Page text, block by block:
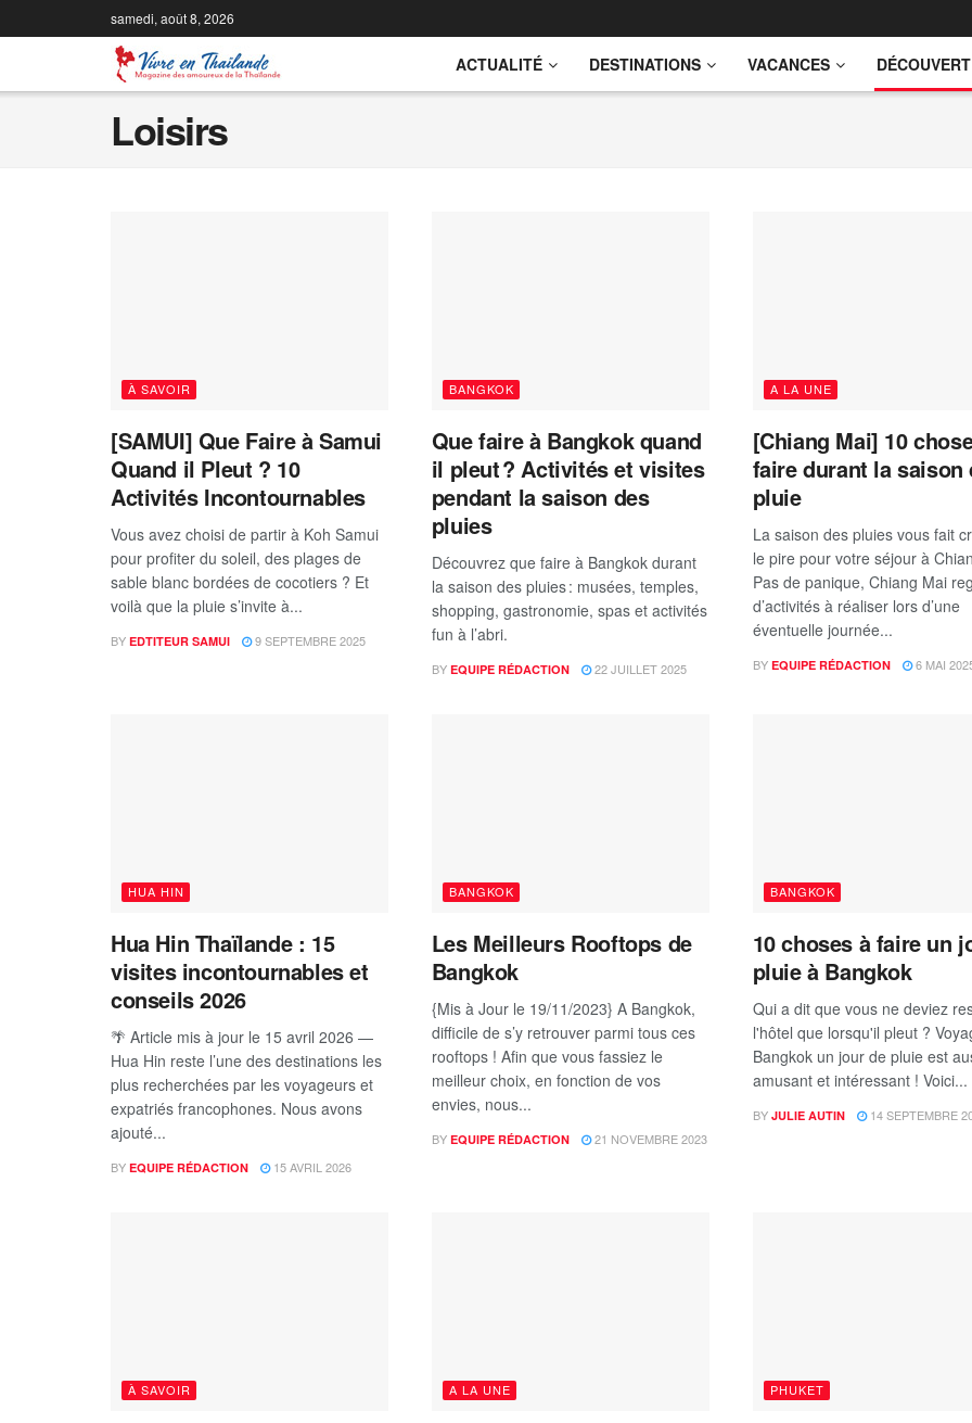
samedi, août 8, 2026
ACTUALITÉ DESTINATIONS VACANCES
Loisirs
À SAVOIR
[SAMUI] Que Faire à Samui
Quand il Pleut ? 10
Activités Incontournables
Vous avez choisi de partir à Koh Samui
pour profiter du soleil, des plages de
sable blanc bordées de cocotiers ? Et
voilà que la pluie s’invite à...
BY EDTITEUR SAMUI 9 SEPTEMBRE 2025
BANGKOK
Que faire à Bangkok quand
il pleut ? Activités et visites
pendant la saison des
pluies
Découvrez que faire à Bangkok durant
la saison des pluies : musées, temples,
shopping, gastronomie, spas et activités
fun à l’abri.
BY EQUIPE RÉDACTION 22 JUILLET 2025
A LA UNE
[Chiang Mai] 10
faire durant la saison
pluie
La saison des pluies vous fait
le pire pour votre séjour à
Pas de panique, Chiang Mai
d’activités à réaliser lors d’une
éventuelle journée...
BY EQUIPE RÉDACTION 6 MAI
HUA HIN
Hua Hin Thaïlande : 15
visites incontournables et
conseils 2026
🌴 Article mis à jour le 15 avril 2026 —
Hua Hin reste l’une des destinations les
plus recherchées par les voyageurs et
expatriés francophones. Nous avons
ajouté...
BY EQUIPE RÉDACTION 15 AVRIL 2026
BANGKOK
Les Meilleurs Rooftops de
Bangkok
{Mis à Jour le 19/11/2023} A Bangkok,
difficile de s’y retrouver parmi tous ces
rooftops ! Afin que vous fassiez le
meilleur choix, en fonction de vos
envies, nous...
BY EQUIPE RÉDACTION 21 NOVEMBRE 2023
BANGKOK
10 choses à faire un
pluie à Bangkok
Qui a dit que vous ne deviez
l'hôtel que lorsqu'il pleut ?
Bangkok un jour de pluie est
amusant et intéressant ! Voici...
BY JULIE AUTIN 14 SEPTEMBRE
À SAVOIR A LA UNE PHUKET